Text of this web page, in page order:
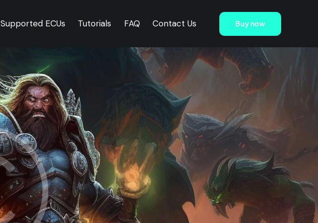
Supported ECUs Tutorials FAQ Contact Us Buy now